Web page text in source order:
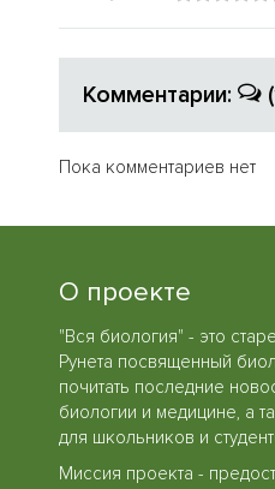
Комментарии:
Пока комментариев нет
О проекте
"Вся биология" - это
Рунета посвященный
почитать последние
биологии и медицине, а
для школьников и
Миссия проекта -